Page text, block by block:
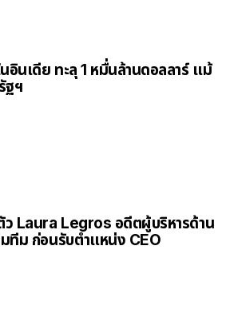
อินเดีย ทะลุ 1 หมื่นล้านดอลลาร์ แม้
ฐฯ
Laura Legros อดีตผู้บริหารด้าน
ทีม ก่อนรับตำแหน่ง CEO